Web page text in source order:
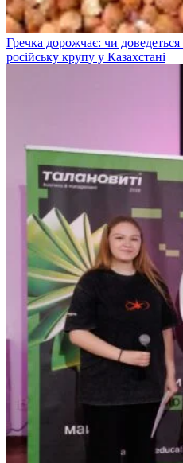
Гречка дорожчає: чи доведеться
російську крупу у Казахстані